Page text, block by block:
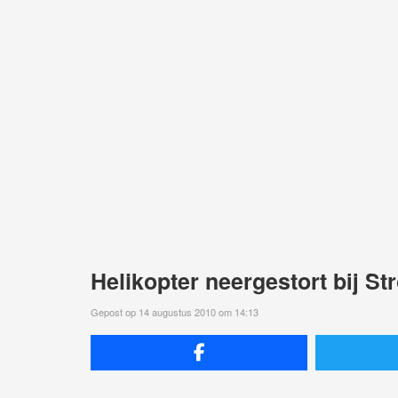
Helikopter neergestort bij
Gepost op 14 augustus 2010 om 14:13